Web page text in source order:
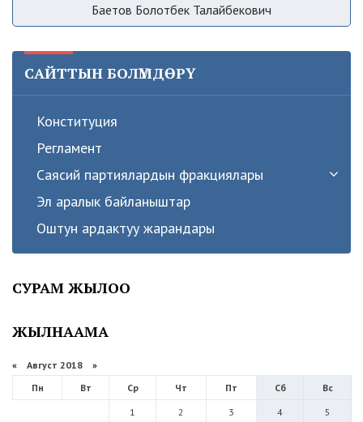
Баетов Болотбек Талайбекович
САЙТТЫН БОЛҮМДӨРҮ
Конституция
Регламент
Саясий партиялардын фракциялары
Эл аралык байланыштар
Оштун ардактуу жарандары
СУРАМ ЖЫЛОО
ЖЫЛНААМА
« Август 2018 »
Пн
Вт Ср Чт Пт Сб
Вс
1
2 3 4
5